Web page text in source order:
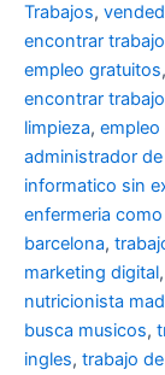
Trabajos,
encontrar trabajo
empleo gratuitos,
encontrar
limpieza, empleo
administrador
informatico sin
enfermeria
barcelona,
marketing digital,
nutricionista
busca musicos,
ingles, trabajo